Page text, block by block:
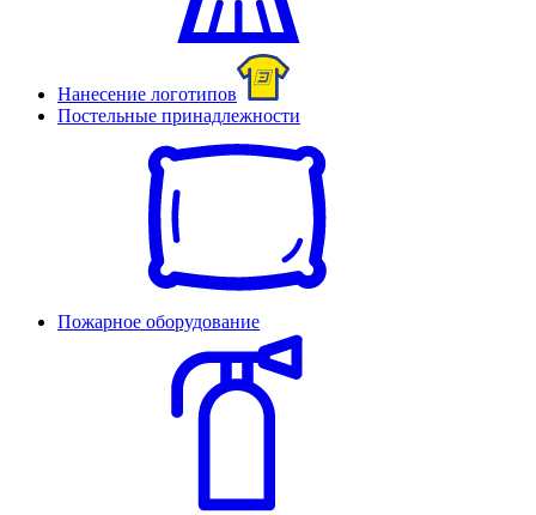
Нанесение логотипов
Постельные принадлежности
Пожарное оборудование